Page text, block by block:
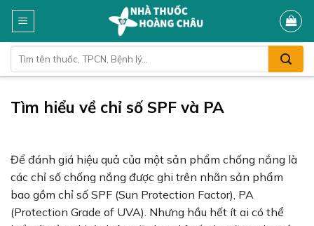
Skip
content
kiếm:
Tìm hiểu về chỉ số SPF và PA
Để đánh giá hiệu quả của một sản phẩm chống nắng là
các chỉ số chống nắng được ghi trên nhãn sản phẩm
bao gồm chỉ số SPF (Sun Protection Factor), PA
(Protection Grade of UVA). Nhưng hầu hết ít ai có thể